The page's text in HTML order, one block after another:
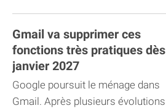
Gmail va supprimer ces
fonctions très pratiques dès
janvier 2027
Google poursuit le ménage dans
Gmail. Après plusieurs évolutions